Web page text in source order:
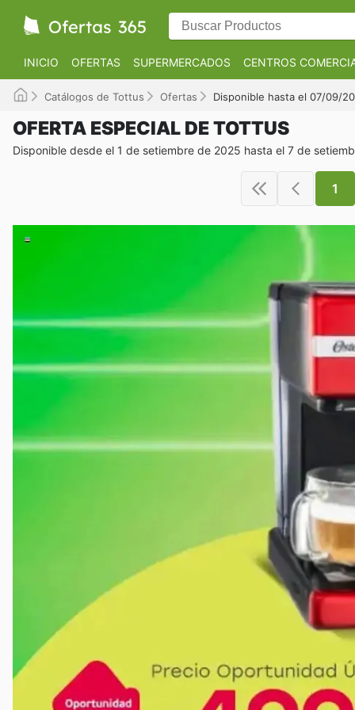
INICIO OFERTAS SUPERMERCADOS CENTROS
Catálogos de Tottus Ofertas Disponible hasta el 07/09/
OFERTA ESPECIAL DE TOTTUS
Disponible desde el 1 de setiembre de 2025 hasta el 7 de
1